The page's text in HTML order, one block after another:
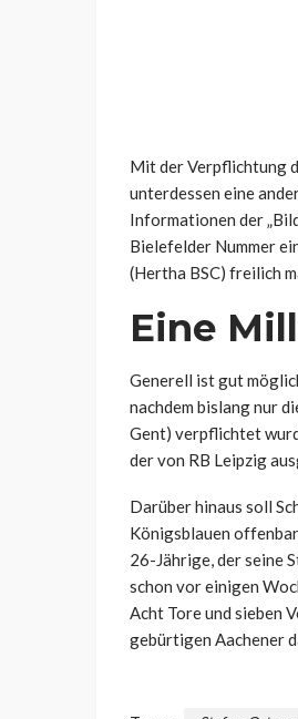
Mit der Verpflichtung
unterdessen eine
Informationen der
Bielefelder Nummer
(Hertha BSC) freilich
Eine
Generell ist gut
nachdem bislang nur
Gent) verpflichtet
der von RB Leipzig
Darüber hinaus soll
Königsblauen
26-Jährige, der seine
schon vor einigen
Acht Tore und sieben
gebürtigen Aachener